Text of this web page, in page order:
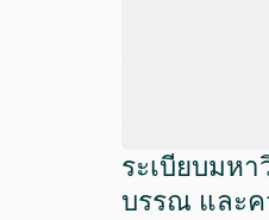
ระเบียบมห
บรรณ และค